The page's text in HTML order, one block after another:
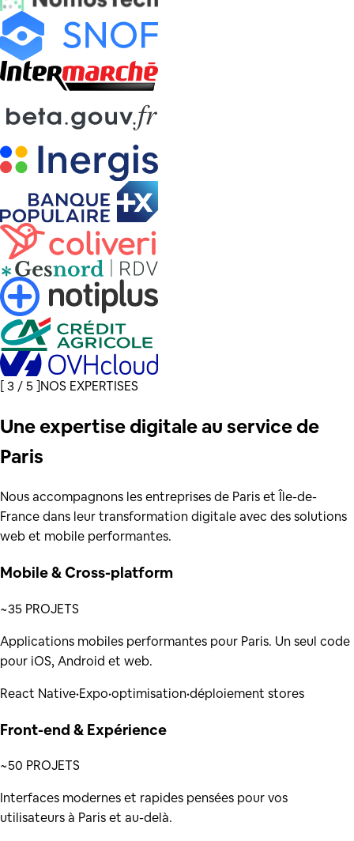
[3 / 5]NOS EXPERTISES
Une expertise digitale au service de
Paris
Nous accompagnons les entreprises de Paris et Île-de-
France dans leur transformation digitale avec des solutions
web et mobile performantes.
Mobile & Cross-platform
~35 PROJETS
Applications mobiles performantes pour Paris. Un seul code
pour iOS, Android et web.
React Native•Expo•optimisation•déploiement stores
Front-end & Expérience
~50 PROJETS
Interfaces modernes et rapides pensées pour vos
utilisateurs à Paris et au-delà.